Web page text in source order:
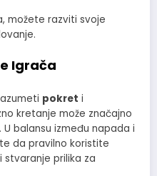
možete razviti svoje
Igrača
pokret i
kretanje može značajno
balansu između napada i
da pravilno koristite
prilika za